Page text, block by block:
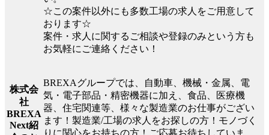
☆この案件以外にも多数工場の求人をご用意して
おります☆
案件・求人に関するご相談や登録のみという方も
お気軽にご連絡ください！
株式会
社
BREXA
Next紹
BREXAグループでは、自動車、機械・金属、電
気・電子部品・精密機器に加え、食品、医療機
器、住宅関連等、様々な製造業のお仕事がござい
ます！製造業/工場の求人をお探しの方！モノづく
りに関心をお持ちの方！ご応募お待ちしていま